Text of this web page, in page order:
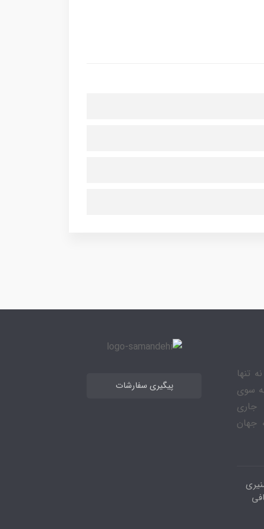
تنها
سوی
جاری
جهان
پیگیری سفارشات